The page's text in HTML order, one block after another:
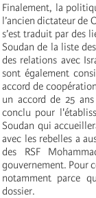
Finalement, la
l’ancien dictateur de
s’est traduit par des
Soudan de la liste
des relations avec
sont également
accord de
un accord de 25
conclu pour
Soudan qui
avec les rebelles a
des RSF
gouvernement. Pour
notamment parce
dossier.